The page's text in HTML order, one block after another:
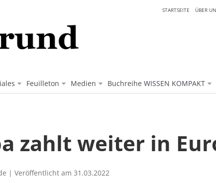
Feuilleton Medien Buchreihe WISSEN KOMPAKT
STARTSEITE ÜBER
zahlt weiter in
| Veröffentlicht am 31.03.2022